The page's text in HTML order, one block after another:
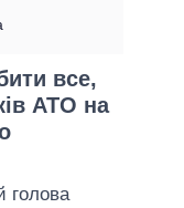
все,
АТО на
голова